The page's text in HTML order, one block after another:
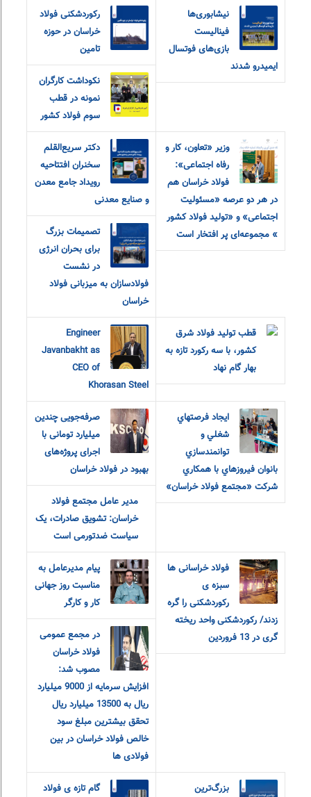
نیشابوری‌ها
فینالیست
بازی‌های فوتسال
ایمیدرو شدند
رکوردشکنی فولاد
خراسان در حوزه
تامین
نکوداشت کارگران
نمونه در قطب
سوم فولاد کشور
وزیر «تعاون، کار و
رفاه اجتماعی»:
فولاد خراسان هم
در هر دو‌ عرصه «مسئولیت
اجتماعی» و «تولید فولاد کشور
» مجموعه‌ای پر افتخار است
دکتر سریع‌القلم
سخنران افتتاحیه
رویداد جامع معدن
و صنایع معدنی
تصمیمات بزرگ
برای بحران انرژی
در نشست
فولادسازان به میزبانی فولاد
خراسان
قطب تولید فولاد شرق
کشور، با سه رکورد تازه به
بهار گام نهاد
Engineer
Javanbakht as
CEO of
Khorasan Steel
ايجاد فرصتهاي
شغلي و
توانمندسازي
بانوان فيروزهاي با همکاري
شرکت «مجتمع فولاد خراسان»
صرفه‌جویی چندین
میلیارد تومانی با
اجرای پروژه‌های
بهبود در فولاد خراسان
مدیر عامل مجتمع فولاد
خراسان: تشویق صادرات، یک
سیاست ضدتورمی است
فولاد خراسانی ها
سبزه ی
رکوردشکنی را گره
زدند/ رکوردشکنی واحد ریخته
گری در 13 فروردین
پیام مدیرعامل به
مناسبت روز جهانی
کار و کارگر
در مجمع عمومی
فولاد خراسان
مصوب شد:
افزایش سرمایه از 9000 میلیارد
ریال به 13500 میلیارد ریال
تحقق بیشترین مبلغ سود
خالص فولاد خراسان در بین
فولادی ها
بزرگ‌ترین
گام تازه ی فولاد